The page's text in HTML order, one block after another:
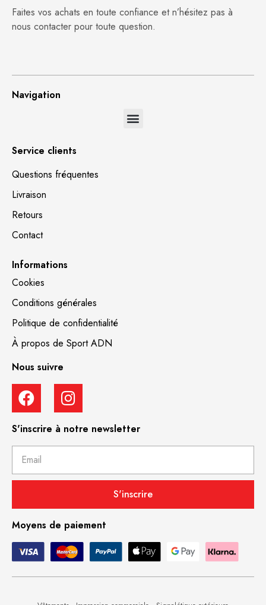
Faites vos achats en toute confiance et n’hésitez pas à
nous contacter pour toute question.
Navigation
Service clients
Questions fréquentes
Livraison
Retours
Contact
Informations
Cookies
Conditions générales
Politique de confidentialité
À propos de Sport ADN
Nous suivre
S'inscrire à notre newsletter
S'inscrire
Moyens de paiement